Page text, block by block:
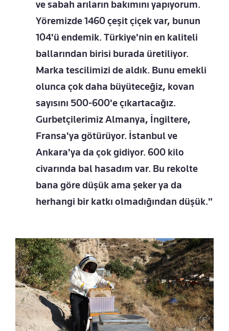
ve sabah arıların bakımını yapıyorum.
Yöremizde 1460 çeşit çiçek var, bunun
104'ü endemik. Türkiye'nin en kaliteli
ballarından birisi burada üretiliyor.
Marka tescilimizi de aldık. Bunu emekli
olunca çok daha büyüteceğiz, kovan
sayısını 500-600'e çıkartacağız.
Gurbetçilerimiz Almanya, İngiltere,
Fransa'ya götürüyor. İstanbul ve
Ankara'ya da çok gidiyor. 600 kilo
civarında bal hasadım var. Bu rekolte
bana göre düşük ama şeker ya da
herhangi bir katkı olmadığından düşük."